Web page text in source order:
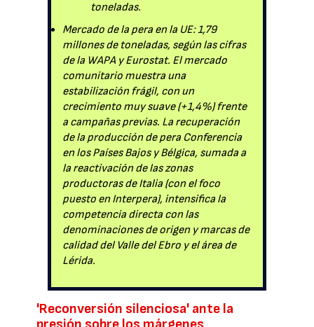
toneladas.
Mercado de la pera en la UE: 1,79
millones de toneladas, según las cifras
de la WAPA y Eurostat. El mercado
comunitario muestra una
estabilización frágil, con un
crecimiento muy suave (+1,4%) frente
a campañas previas. La recuperación
de la producción de pera Conferencia
en los Países Bajos y Bélgica, sumada a
la reactivación de las zonas
productoras de Italia (con el foco
puesto en Interpera), intensifica la
competencia directa con las
denominaciones de origen y marcas de
calidad del Valle del Ebro y el área de
Lérida.
'Reconversión silenciosa' ante la